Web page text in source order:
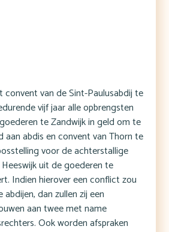
convent van de Sint-Paulusabdij te
vijf jaar alle opbrengsten
te Zandwijk in geld om te
aan abdis en convent van Thorn te
voor de achterstallige
uit de goederen te
Indien hierover een conflict zou
dan zullen zij een
aan twee met name
Ook worden afspraken